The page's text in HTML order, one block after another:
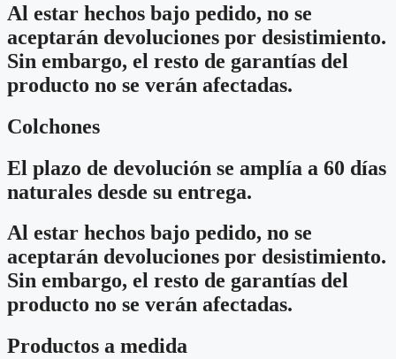
Al estar hechos bajo pedido, no se
aceptarán devoluciones por desistimiento.
Sin embargo, el resto de garantías del
producto no se verán afectadas.
Colchones
El plazo de devolución se amplía a 60 días
naturales desde su entrega.
Al estar hechos bajo pedido, no se
aceptarán devoluciones por desistimiento.
Sin embargo, el resto de garantías del
producto no se verán afectadas.
Productos a medida